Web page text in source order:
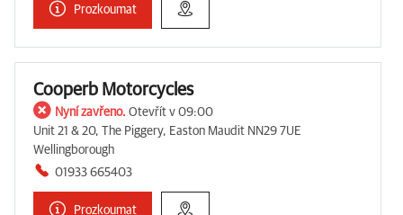
Prozkoumat
Cooperb Motorcycles
Nyní zavřeno. Otevřít v 09:00
Unit 21 & 20, The Piggery, Easton Maudit NN29 7UE
Wellingborough
01933 665403
Prozkoumat